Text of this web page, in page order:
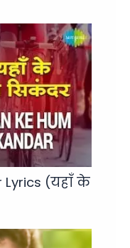
Lyrics (यहाँ के